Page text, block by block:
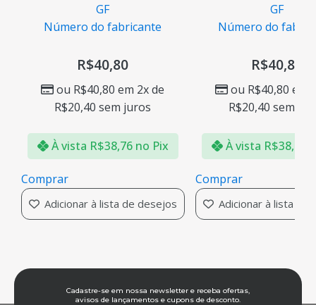
GF
Número do fabricante
R$40,80
ou R$40,80 em 2x de
R$20,40 sem juros
À vista R$38,76 no Pix
Comprar
Adicionar à lista de desejos
GF
Número do
R$40,80
ou R$40,80 em
R$20,40 sem
À vista R$38,76
Comprar
Adicionar à lista de
Cadastre-se em nossa newsletter e receba ofertas,
avisos de lançamentos e cupons de desconto.